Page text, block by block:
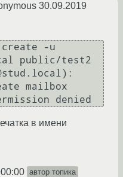
30.09.2019
create -u
public/test2
mailbox
denied
в имени
автор топика